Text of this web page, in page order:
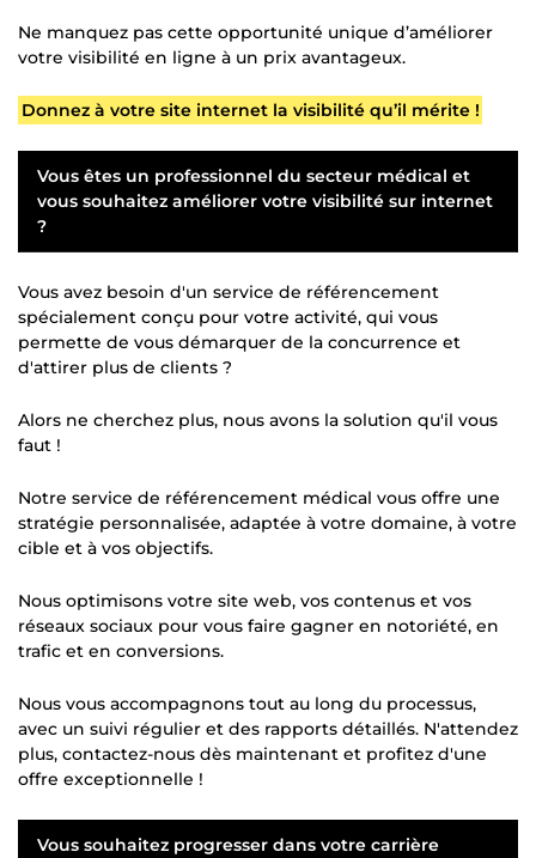
Ne manquez pas cette opportunité unique d’améliorer
votre visibilité en ligne à un prix avantageux.
Donnez à votre site internet la visibilité qu’il mérite !
Vous êtes un professionnel du secteur médical et
vous souhaitez améliorer votre visibilité sur internet
?
Vous avez besoin d'un service de référencement
spécialement conçu pour votre activité, qui vous
permette de vous démarquer de la concurrence et
d'attirer plus de clients ?
Alors ne cherchez plus, nous avons la solution qu'il vous
faut !
Notre service de référencement médical vous offre une
stratégie personnalisée, adaptée à votre domaine, à votre
cible et à vos objectifs.
Nous optimisons votre site web, vos contenus et vos
réseaux sociaux pour vous faire gagner en notoriété, en
trafic et en conversions.
Nous vous accompagnons tout au long du processus,
avec un suivi régulier et des rapports détaillés. N'attendez
plus, contactez-nous dès maintenant et profitez d'une
offre exceptionnelle !
Vous souhaitez progresser dans votre carrière